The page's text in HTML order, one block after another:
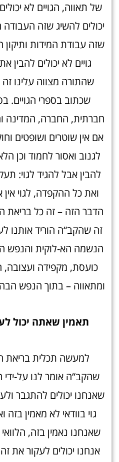
של תאווה, הגויים לא
יכולים להשיג שזה
שזה עבודת המידות
גויים לא יכולים
שהתורה מצווה עלינו
שכתוב בספרי הגויים.
חברתית, החברה, המדינה
אם אין שוטרים ושופטים
לגנוב ואסור לחמוד וכן
להבין אבל להגיד לגוי:
ואת כל ההקפדה, לגוי
הדבר הזה – זה כל בריאת
זה שהקב“ה הוריד אותנו
הנשמה הא-לוקית והנפש
כועסת, מקפידה
ומתאווה – בתוך הנפש
תאמין שאתה יכול
למעשה תכלית בריאת
שהקב“ה אומר לנו על-ידי
שאנחנו יכולים להתגבר
גוי בוודאי לא מאמין בזה
שאנחנו נאמין בזה,
אנחנו יכולים לעקור את